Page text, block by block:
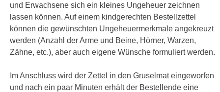
und Erwachsene sich ein kleines Ungeheuer zeichnen
lassen können. Auf einem kindgerechten Bestellzettel
können die gewünschten Ungeheuermerkmale angekreuzt
werden (Anzahl der Arme und Beine, Hörner, Warzen,
Zähne, etc.), aber auch eigene Wünsche formuliert werden.
Im Anschluss wird der Zettel in den Gruselmat eingeworfen
und nach ein paar Minuten erhält der Bestellende eine